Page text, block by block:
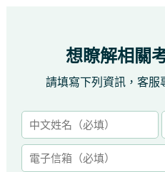
想瞭解相關
請填寫下列資訊，客服